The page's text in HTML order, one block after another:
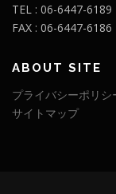
TEL : 06-6447-6189
FAX : 06-6447-6186
ABOUT SITE
プライバシーポリシ
サイトマップ